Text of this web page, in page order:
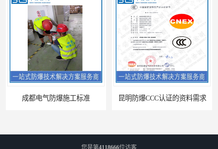
成都电气防爆施工标准 昆明防爆CCC认证的资料需求
您是第4118666位访客